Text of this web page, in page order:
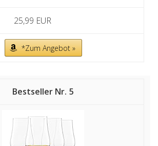
25,99 EUR
*Zum Angebot »
5